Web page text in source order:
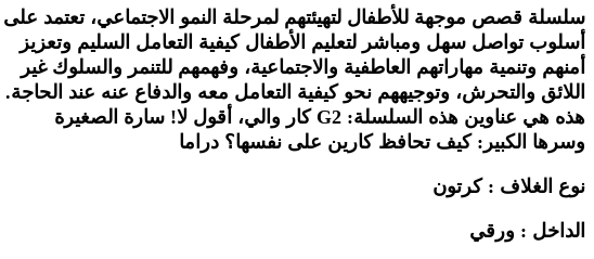
سلسلة قصص موجهة للأطفال لتهيئتهم لمرحلة النمو الاجتماعي، تعتمد على
أسلوب تواصل سهل ومباشر لتعليم الأطفال كيفية التعامل السليم وتعزيز
أمنهم وتنمية مهاراتهم العاطفية والاجتماعية، وفهمهم للتنمر والسلوك غير
اللائق والتحرش، وتوجيههم نحو كيفية التعامل معه والدفاع عنه عند الحاجة.
هذه هي عناوين هذه السلسلة: G2 كار والي، أقول لا! سارة الصغيرة
وسرها الكبير: كيف تحافظ كارين على نفسها؟ دراما
نوع الغلاف : كرتون
الداخل : ورقي